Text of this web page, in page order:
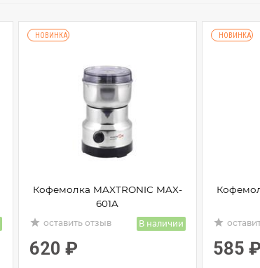
НОВИНКА
Кофемолка MAXTRONIC MAX-
601A
grade оставить отзыв В наличии
620 ₽
НОВИНКА
grade
585 ₽